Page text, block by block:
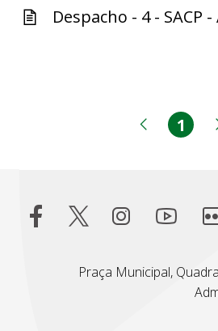
Despacho - 4 - SACP
1
Praça Municipal,